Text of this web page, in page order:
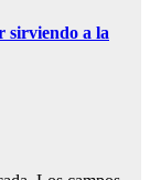
sirviendo a la